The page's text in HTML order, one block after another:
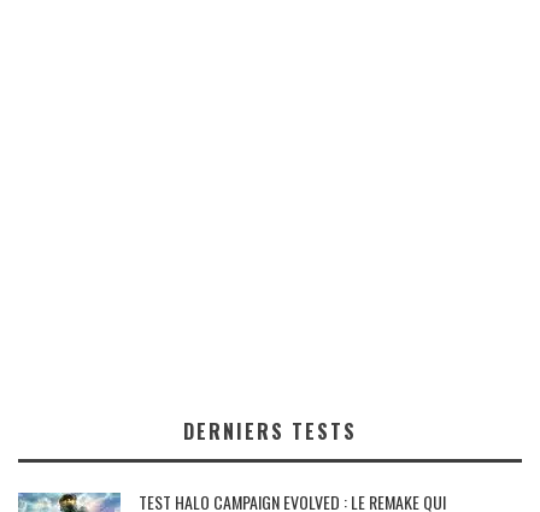
DERNIERS TESTS
TEST HALO CAMPAIGN EVOLVED : LE REMAKE QUI